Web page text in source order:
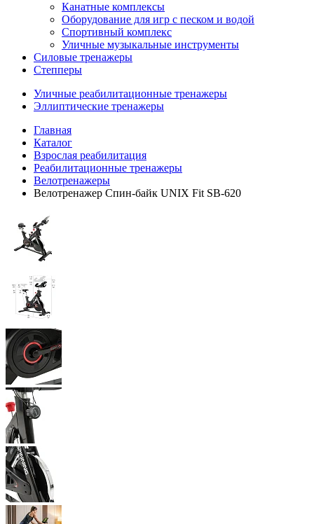
Канатные комплексы
Оборудование для игр с песком и водой
Спортивный комплекс
Уличные музыкальные инструменты
Силовые тренажеры
Степперы
Уличные реабилитационные тренажеры
Эллиптические тренажеры
Главная
Каталог
Взрослая реабилитация
Реабилитационные тренажеры
Велотренажеры
Велотренажер Спин-байк UNIX Fit SB-620